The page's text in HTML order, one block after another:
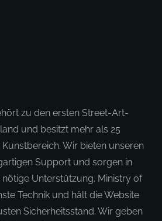
zu den ersten Street-Art-
und besitzt mehr als 25
Wir bieten unseren
Support und sorgen in
Unterstützung. Ministry of
Technik und hält die Website
Sicherheitsstand. Wir geben